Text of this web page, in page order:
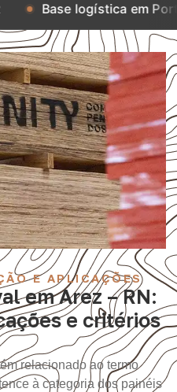
logística em Porto Alegre,
E APLICAÇÕES
em Arez – RN:
e critérios
relacionado ao termo
à categoria dos painéis